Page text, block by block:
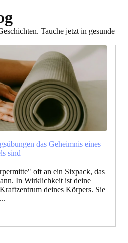
Tauche jetzt in gesunde
das Geheimnis eines
sind
oft an ein Sixpack, das
In Wirklichkeit ist deine
deines Körpers. Sie